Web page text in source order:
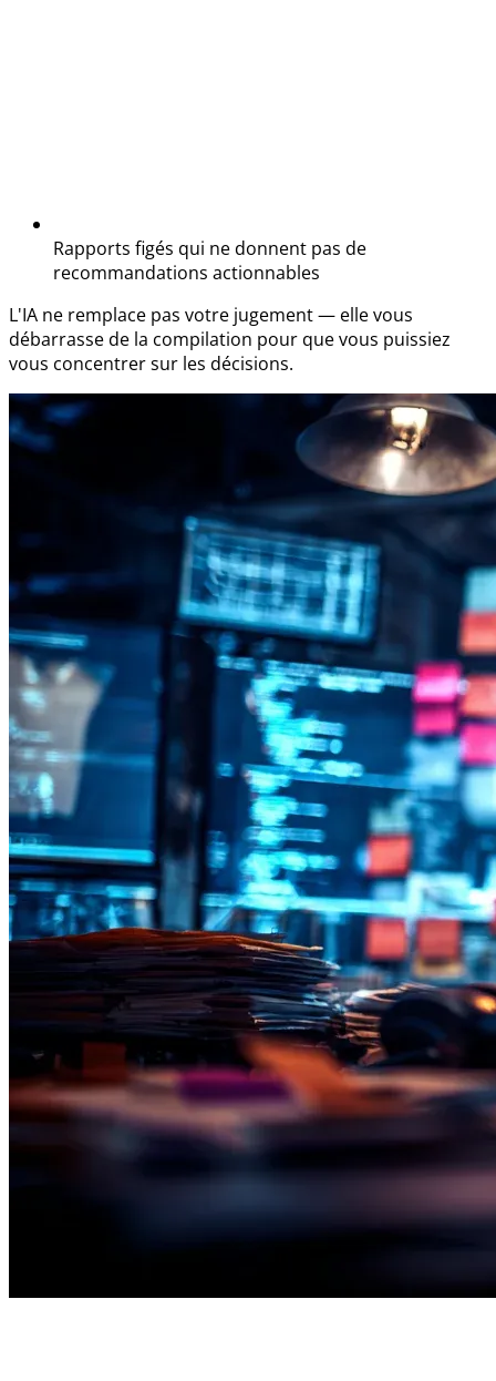
Rapports figés qui ne donnent pas de
recommandations actionnables
L'IA ne remplace pas votre jugement — elle vous
débarrasse de la compilation pour que vous puissiez
vous concentrer sur les décisions.